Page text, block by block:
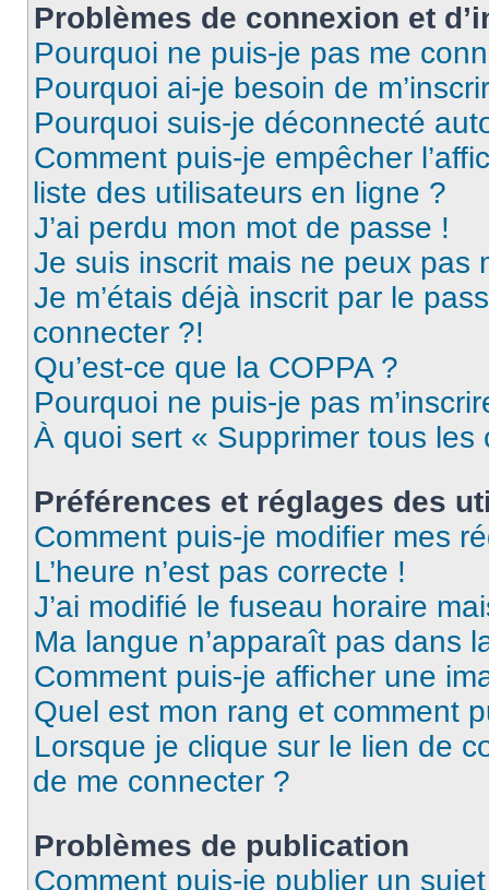
Problèmes de connexion et
Pourquoi ne puis-je pas me
Pourquoi ai-je besoin de
Pourquoi suis-je déconnecté
Comment puis-je empêcher
liste des utilisateurs en ligne ?
J’ai perdu mon mot de passe !
Je suis inscrit mais ne peux pas
Je m’étais déjà inscrit par le
connecter ?!
Qu’est-ce que la COPPA ?
Pourquoi ne puis-je pas
À quoi sert « Supprimer tous les
Préférences et réglages des
Comment puis-je modifier mes
L’heure n’est pas correcte !
J’ai modifié le fuseau horaire
Ma langue n’apparaît pas dans
Comment puis-je afficher une
Quel est mon rang et comment
Lorsque je clique sur le lien de
de me connecter ?
Problèmes de publication
Comment puis-je publier un